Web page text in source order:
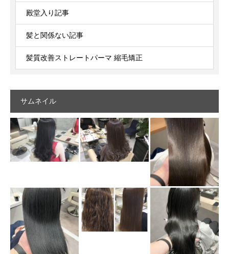
殿堂入り記事
髪と関係ない記事
髪質改善ストレートパーマ 縮毛矯正
サムネイル